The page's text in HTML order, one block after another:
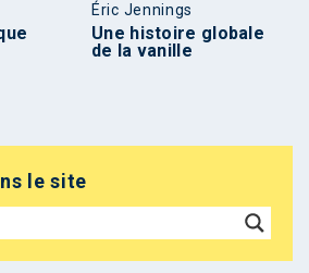
Éric Jennings
Une histoire globale
de la vanille
le site